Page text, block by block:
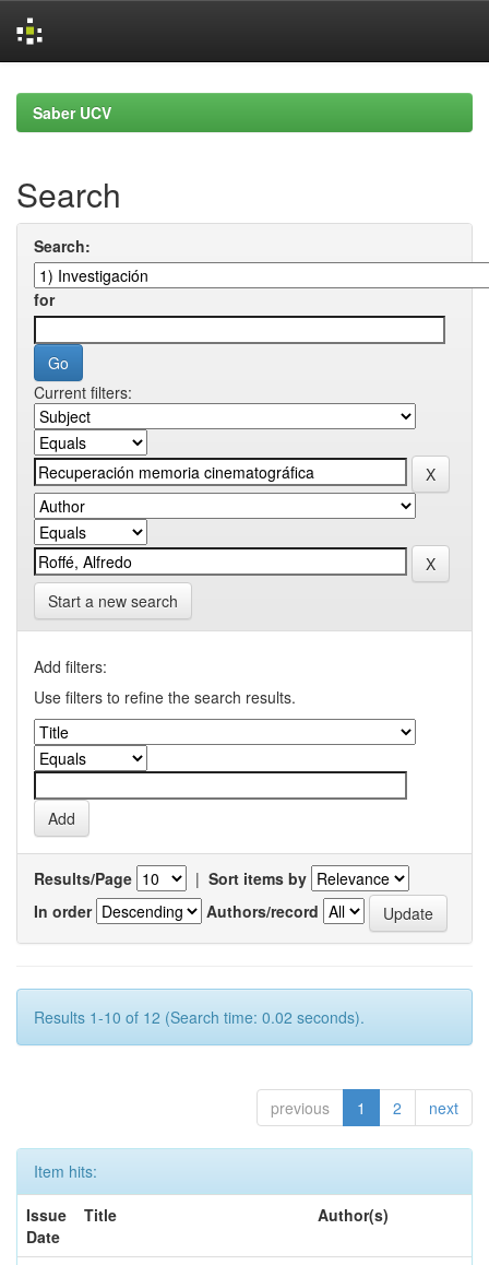
navigationSaber UCV
Search
Search:
for
Current filters:
Start a new search
Add filters:
Use filters to refine the search results.
Results/Page | Sort items by
In order
Authors/record
Results 1-10 of 12 (Search time: 0.02 seconds).
previous 1 2 next
Item hits:
Issue
Date
Title Author(s)